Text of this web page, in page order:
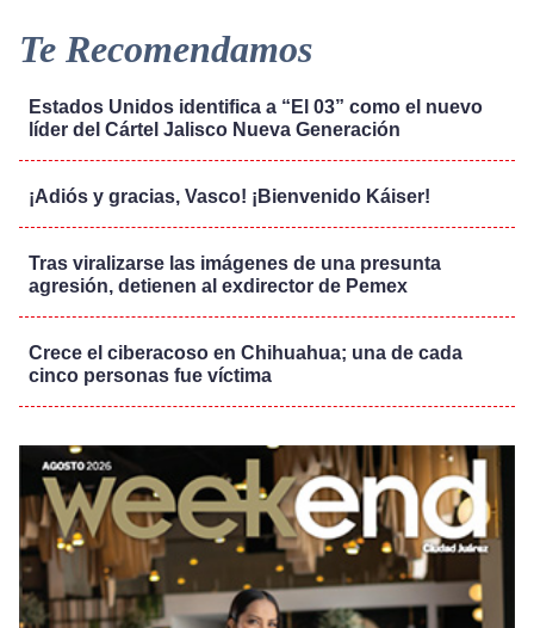
Te Recomendamos
Estados Unidos identifica a “El 03” como el nuevo
líder del Cártel Jalisco Nueva Generación
¡Adiós y gracias, Vasco! ¡Bienvenido Káiser!
Tras viralizarse las imágenes de una presunta
agresión, detienen al exdirector de Pemex
Crece el ciberacoso en Chihuahua; una de cada
cinco personas fue víctima